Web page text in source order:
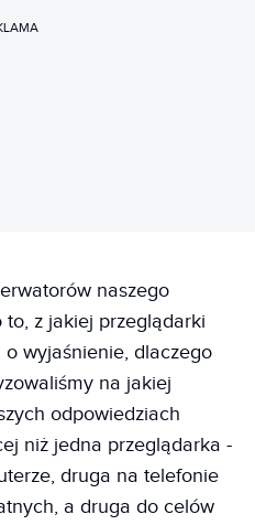
naszego
to, z jakiej przeglądarki
wyjaśnienie, dlaczego
na jakiej
odpowiedziach
niż jedna przeglądarka -
druga na telefonie
a druga do celów